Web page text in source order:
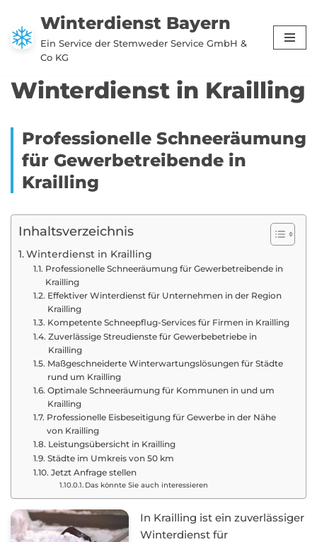
Zum
Inhalt
Winterdienst Bayern
Ein Service der Stemweder Service GmbH &
Co KG
Winterdienst in Krailling
Professionelle Schneeräumung
für Gewerbetreibende in
Krailling
Inhaltsverzeichnis
Winterdienst in Krailling
Professionelle Schneeräumung für Gewerbetreibende in
Krailling
Effektiver Winterdienst für Unternehmen in der Region
Krailling
Kompetente Schneepflug-Services für Firmen in Krailling
Zuverlässige Streudienste für Gewerbebetriebe in
Krailling
Maßgeschneiderte Winterwartungslösungen für Städte
rund um Krailling
Optimale Schneeräumung für Kommunen in und um
Krailling
Professionelle Eisbeseitigung für Gewerbe in der Nähe
von Krailling
Leistungsübersicht in Krailling
Städte im Umkreis von 50 km
Jetzt Anfrage stellen
Das könnte Sie auch interessieren
In Krailling ist ein zuverlässiger
Winterdienst für